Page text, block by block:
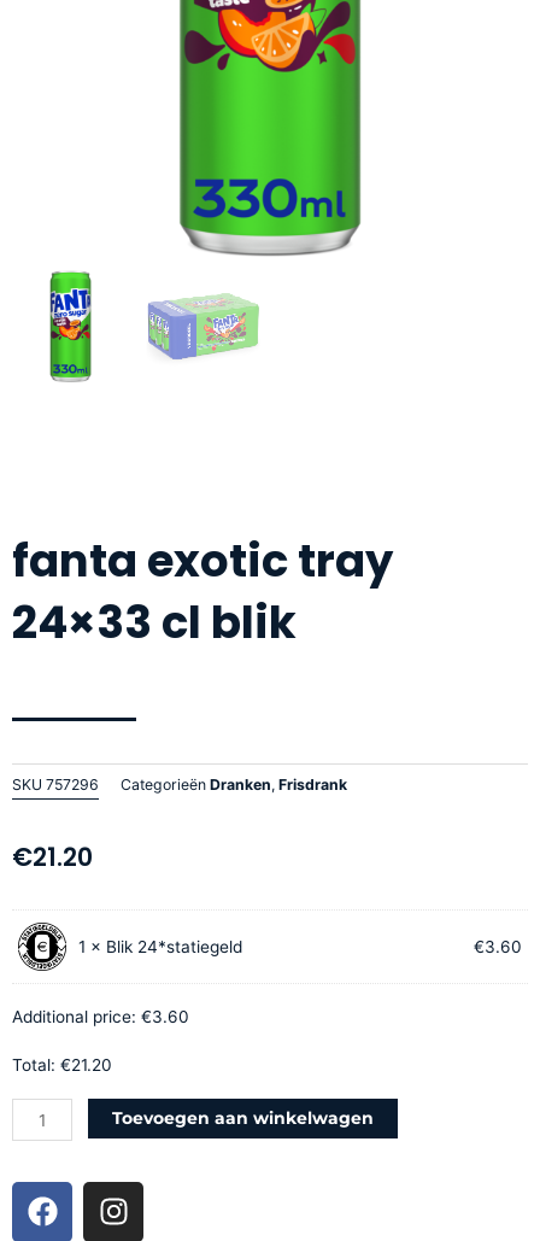
fanta exotic tray
24×33 cl blik
SKU 757296 Categorieën Dranken, Frisdrank
€21.20
1 × Blik 24*statiegeld €3.60
Additional price: €3.60
Total: €21.20
fanta
exotic
tray
24x33
blik
aantal
Toevoegen aan winkelwagen
F
a
I
n